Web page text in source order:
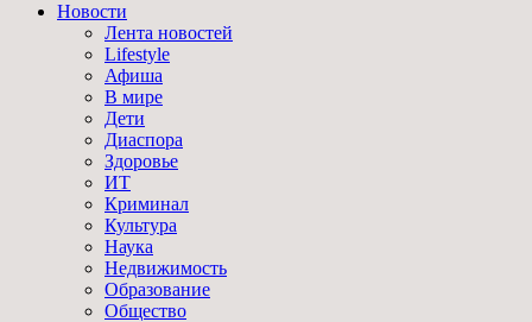
Новости
Лента новостей
Lifestyle
Афиша
В мире
Дети
Диаспора
Здоровье
ИТ
Криминал
Культура
Наука
Недвижимость
Образование
Общество